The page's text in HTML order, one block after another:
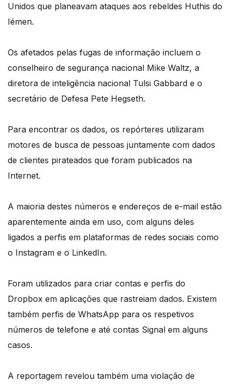
Unidos que planeavam ataques aos rebeldes Huthis do
Iémen.
Os afetados pelas fugas de informação incluem o
conselheiro de segurança nacional Mike Waltz, a
diretora de inteligência nacional Tulsi Gabbard e o
secretário de Defesa Pete Hegseth.
Para encontrar os dados, os repórteres utilizaram
motores de busca de pessoas juntamente com dados
de clientes pirateados que foram publicados na
Internet.
A maioria destes números e endereços de e-mail estão
aparentemente ainda em uso, com alguns deles
ligados a perfis em plataformas de redes sociais como
o Instagram e o LinkedIn.
Foram utilizados para criar contas e perfis do
Dropbox em aplicações que rastreiam dados. Existem
também perfis de WhatsApp para os respetivos
números de telefone e até contas Signal em alguns
casos.
A reportagem revelou também uma violação de